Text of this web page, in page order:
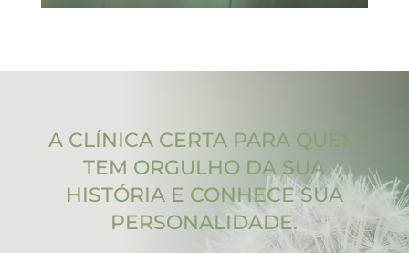
A CLÍNICA CERTA PARA QUEM
TEM ORGULHO DA SUA
HISTÓRIA E CONHECE SUA
PERSONALIDADE.